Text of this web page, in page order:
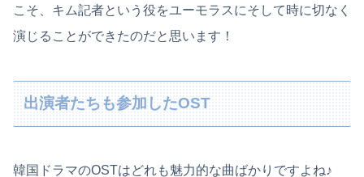
こそ、キム記者という役をユーモラスにそして時に切なく
演じることができたのだと思います！
出演者たちも参加したOST
韓国ドラマのOSTはどれも魅力的な曲ばかりですよね♪